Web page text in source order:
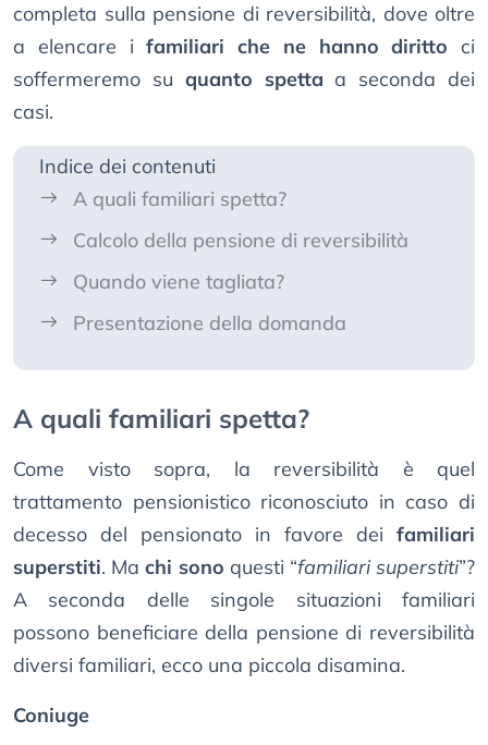
completa sulla pensione di reversibilità, dove oltre
a elencare ifamiliari che ne hanno diritto ci
soffermeremo su quanto spetta a seconda dei
casi.
Indice dei contenuti
A quali familiari spetta?
Calcolo della pensione di reversibilità
Quando viene tagliata?
Presentazione della domanda
A quali familiari spetta?
Come visto sopra, la reversibilità è quel
trattamento pensionistico riconosciuto in caso di
decesso del pensionato in favore dei familiari
superstiti. Machi sono questi “familiari superstiti”?
A seconda delle singole situazioni familiari
possono beneficiare della pensione di reversibilità
diversi familiari, ecco una piccola disamina.
Coniuge